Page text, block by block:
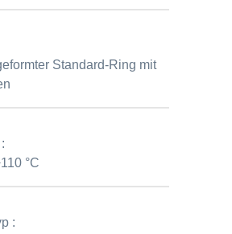
Standard-Ring mit
°C
: